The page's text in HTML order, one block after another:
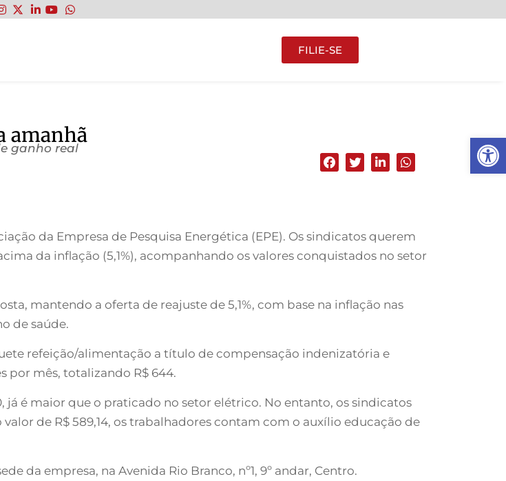
Abrir
FILIE-SE
amanhã
ganho real
da Empresa de Pesquisa Energética (EPE). Os sindicatos querem
da inflação (5,1%), acompanhando os valores conquistados no setor
mantendo a oferta de reajuste de 5,1%, com base na inflação nas
de saúde.
refeição/alimentação a título de compensação indenizatória e
por mês, totalizando R$ 644.
já é maior que o praticado no setor elétrico. No entanto, os sindicatos
de R$ 589,14, os trabalhadores contam com o auxílio educação de
da empresa, na Avenida Rio Branco, nº1, 9º andar, Centro.